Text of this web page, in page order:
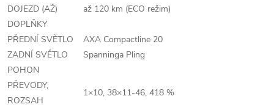
DOJEZD (AŽ)
až 120 km (ECO režim)
DOPLŇKY
PŘEDNÍ SVĚTLO
AXA Compactline 20
ZADNÍ SVĚTLO
Spanninga Pling
POHON
PŘEVODY,
ROZSAH
1×10, 38×11-46, 418 %